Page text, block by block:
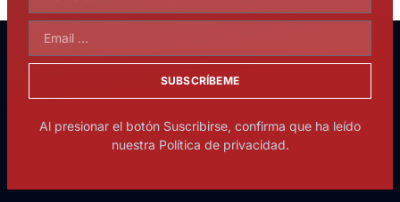
SUBSCRÍBEME
Al presionar el botón Suscribirse, confirma que ha leído
nuestra Política de privacidad.